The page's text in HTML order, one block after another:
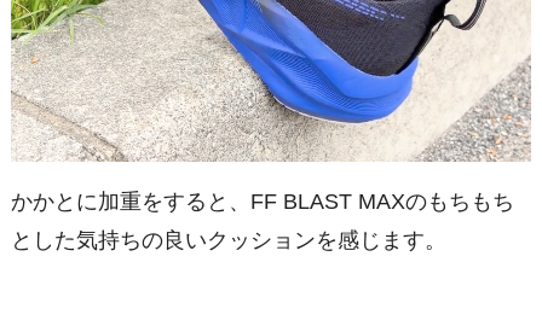
かかとに加重をすると、FF BLAST MAXのもちもち
とした気持ちの良いクッションを感じます。